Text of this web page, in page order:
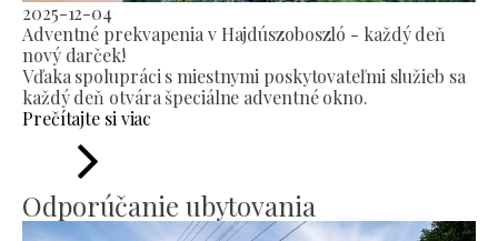
2025-12-04
Adventné prekvapenia v Hajdúszoboszló - každý deň
nový darček!
Vďaka spolupráci s miestnymi poskytovateľmi služieb sa
každý deň otvára špeciálne adventné okno.
Prečítajte si viac
Odporúčanie ubytovania